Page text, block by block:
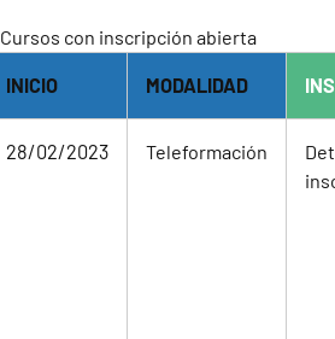
Cursos con inscripción abierta
INICIO MODALIDAD
28/02/2023 Teleformación